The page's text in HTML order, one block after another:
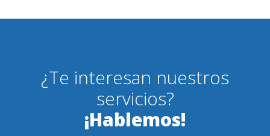
¿Te interesan nuestros
servicios?
¡Hablemos!